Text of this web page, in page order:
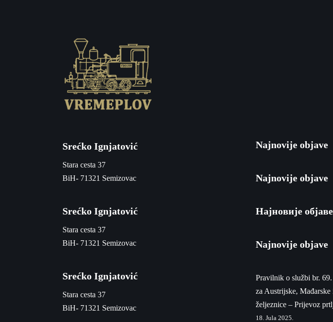
Srećko Ignjatović
Stara cesta 37
BiH- 71321 Semizovac
Srećko Ignjatović
Stara cesta 37
BiH- 71321 Semizovac
Srećko Ignjatović
Stara cesta 37
BiH- 71321 Semizovac
Najnovije objave
Najnovije objave
Најновије објаве
Najnovije objave
Pravilnik o službi br.
za Austrijske,
željeznice – Prijevoz
18. Jula 2025.